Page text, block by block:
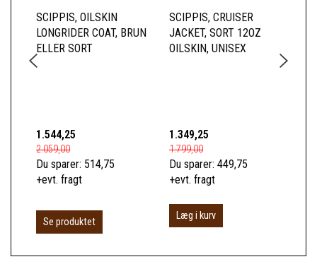
SCIPPIS, OILSKIN
LONGRIDER COAT, BRUN
ELLER SORT
1.544,25
2.059,00
Du sparer: 514,75
+evt. fragt
Se produktet
SCIPPIS, CRUISER
JACKET, SORT 12OZ
OILSKIN, UNISEX
1.349,25
1.799,00
Du sparer: 449,75
+evt. fragt
Læg i kurv